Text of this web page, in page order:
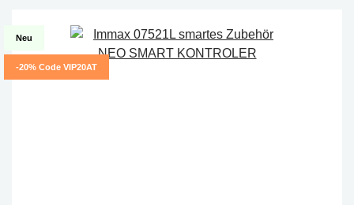
Neu
-20% Code VIP20AT